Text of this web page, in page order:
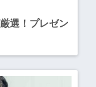
選！プレゼン